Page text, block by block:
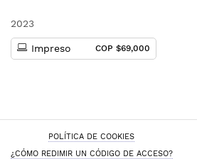
2023
Impreso COP $69,000
POLÍTICA DE COOKIES
¿CÓMO REDIMIR UN CÓDIGO DE ACCESO?